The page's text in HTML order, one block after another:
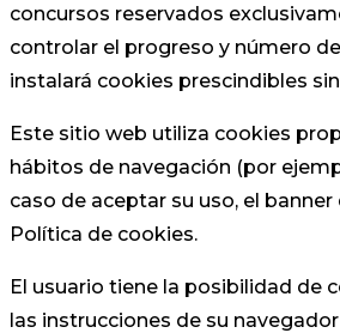
concursos reservados
controlar el progreso y número
instalará cookies prescindibles
Este sitio web utiliza cookies
hábitos de navegación (por
caso de aceptar su uso, el
Política de cookies.
El usuario tiene la posibilidad de
las instrucciones de su